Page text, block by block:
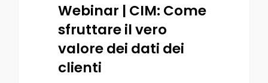
Webinar | CIM: Come
sfruttare il vero
valore dei dati dei
clienti